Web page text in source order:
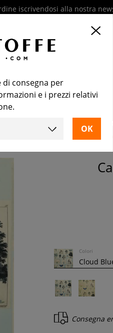
iscrivendosi alla nostra
Colori
Consegna
di consegna per
e i prezzi relativi